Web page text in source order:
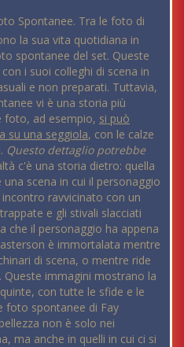
Spontanee. Tra le foto di
la sua vita quotidiana in
spontanee del set. Queste
i suoi colleghi di scena in
e non preparati. Tuttavia,
vi è una storia più
foto, ad esempio, si può
su una seggiola, con le calze
Questo dettaglio potrebbe
c'è una storia dietro: quella
scena in cui il personaggio
ravvicinato con un
e gli stivali slacciati
che il personaggio ha appena
è immortalata mentre
di scena, o mentre ride
Queste immagini mostrano la
con tutte le sfide e le
foto spontanee di Fay
non è solo nei
ma anche in quelli in cui ci si